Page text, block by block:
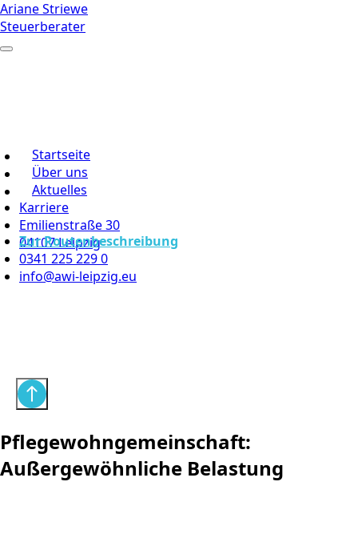
Ariane Striewe
Steuerberater
Startseite
Über uns
Aktuelles
Karriere
Emilienstraße 30
04107 Leipzig
Zur Routenbeschreibung
0341 225 229 0
info@awi-leipzig.eu
Pflegewohngemeinschaft:
Außergewöhnliche Belastung